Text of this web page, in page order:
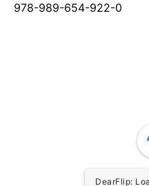
978-989-654-922-0